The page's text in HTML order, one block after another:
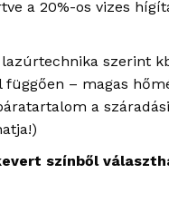
a 20%-os vizes
szerint
– magas
a
színből